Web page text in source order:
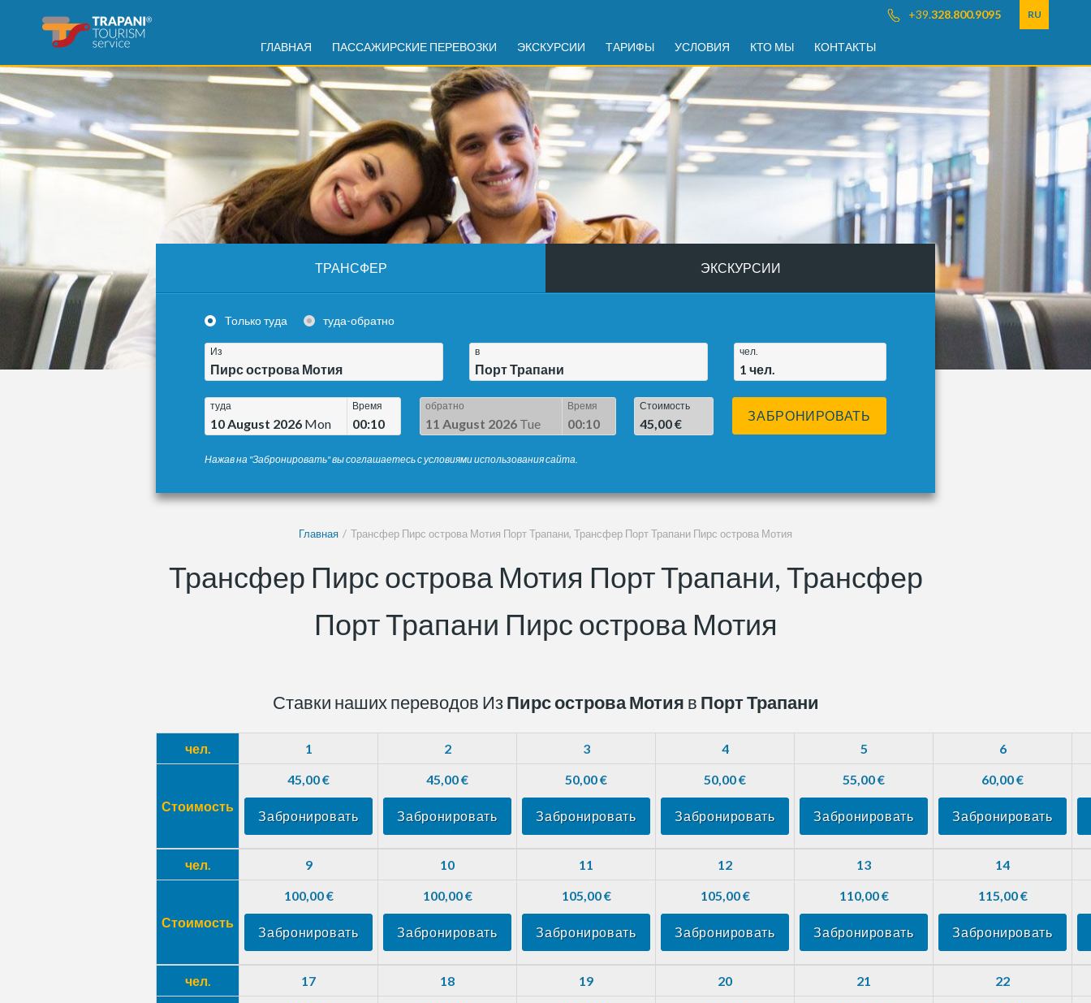
+39.328.800.9095 RU
ГЛАВНАЯ ПАССАЖИРСКИЕ ПЕРЕВОЗКИ ЭКСКУРСИИ ТАРИФЫ УСЛОВИЯ КТО МЫ КОНТАКТЫ
ТРАНСФЕР ЭКСКУРСИИ
Только туда туда-обратно
Из
Пирс острова Мотия
в
Порт Трапани
чел.
1 чел.
туда
10 August 2026 Mon
Время
00:10
обратно
11 August 2026 Tue
Время
00:10
Стоимость
45,00 €
ЗАБРОНИРОВАТЬ
Нажав на "Забронировать" вы соглашаетесь с условиями использования сайта.
Главная Трансфер Пирс острова Мотия Порт Трапани, Трансфер Порт Трапани Пирс острова Мотия
Трансфер Пирс острова Мотия Порт Трапани, Трансфер
Порт Трапани Пирс острова Мотия
Ставки наших переводов ИзПирс острова Мотия в Порт Трапани
чел. 1 2 3 4 5 6
Стоимость
45,00 €
Забронировать
45,00 €
Забронировать
50,00 €
Забронировать
50,00 €
Забронировать
55,00 €
Забронировать
60,00 €
Забронировать
чел. 9 10 11 12 13 14
Стоимость
100,00 €
Забронировать
100,00 €
Забронировать
105,00 €
Забронировать
105,00 €
Забронировать
110,00 €
Забронировать
115,00 €
Забронировать
чел. 17 18 19 20 21 22